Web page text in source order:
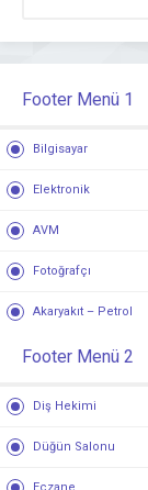
Footer Menü 1
Bilgisayar
Elektronik
AVM
Fotoğrafçı
Akaryakıt – Petrol
Footer Menü 2
Diş Hekimi
Düğün Salonu
Eczane